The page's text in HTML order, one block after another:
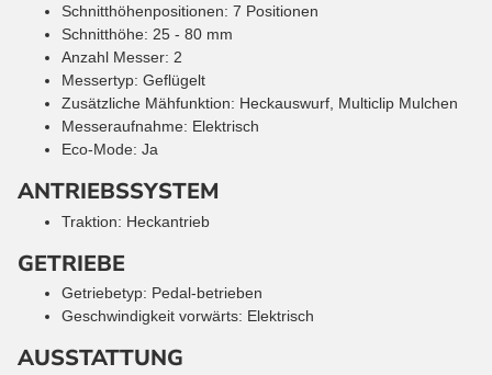
Schnitthöhenpositionen: 7 Positionen
Schnitthöhe: 25 - 80 mm
Anzahl Messer: 2
Messertyp: Geflügelt
Zusätzliche Mähfunktion: Heckauswurf, Multiclip Mulchen
Messeraufnahme: Elektrisch
Eco-Mode: Ja
ANTRIEBSSYSTEM
Traktion: Heckantrieb
GETRIEBE
Getriebetyp: Pedal-betrieben
Geschwindigkeit vorwärts: Elektrisch
AUSSTATTUNG